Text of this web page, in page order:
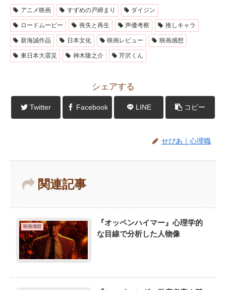
アニメ映画 すずめの戸締まり ダイジン
ロードムービー 喪失と再生 声優考察 推しキャラ
新海誠作品 日本文化 映画レビュー 映画感想
東日本大震災 神木隆之介 芹沢くん
シェアする
Twitter Facebook LINE コピー
せぴあ｜心理職
関連記事
映画感想
『オッペンハイマー』心理学的
な目線で分析した人物像